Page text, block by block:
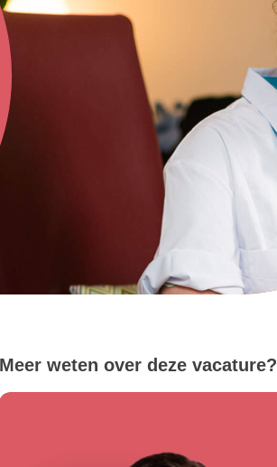
Meer weten over deze vacature?